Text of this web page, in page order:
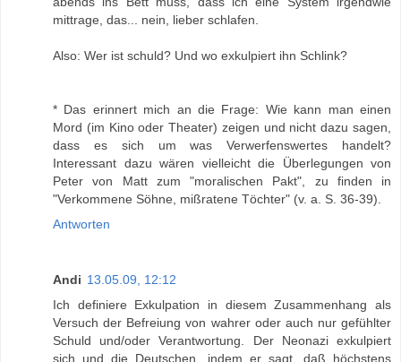
mittrage, das... nein, lieber schlafen.
Also: Wer ist schuld? Und wo exkulpiert ihn Schlink?
* Das erinnert mich an die Frage: Wie kann man einen
Mord (im Kino oder Theater) zeigen und nicht dazu sagen,
dass es sich um was Verwerfenswertes handelt?
Interessant dazu wären vielleicht die Überlegungen von
Peter von Matt zum "moralischen Pakt", zu finden in
"Verkommene Söhne, mißratene Töchter" (v. a. S. 36-39).
Antworten
Andi 13.05.09, 12:12
Ich definiere Exkulpation in diesem Zusammenhang als
Versuch der Befreiung von wahrer oder auch nur gefühlter
Schuld und/oder Verantwortung. Der Neonazi exkulpiert
sich und die Deutschen, indem er sagt, daß höchstens